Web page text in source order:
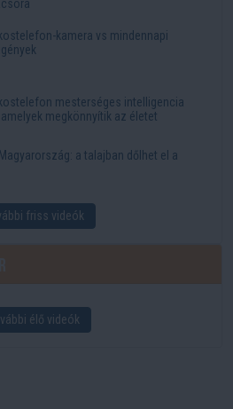
kamera vs mindennapi
mesterséges intelligencia
megkönnyítik az életet
a talajban dőlhet el a
friss videók
élő videók